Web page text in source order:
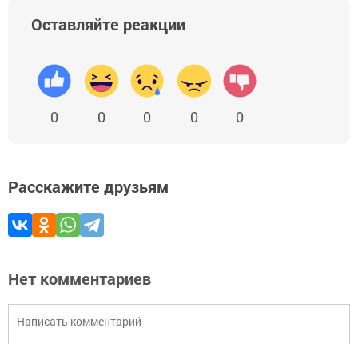
Оставляйте реакции
0 0 0 0 0
Расскажите друзьям
Нет комментариев